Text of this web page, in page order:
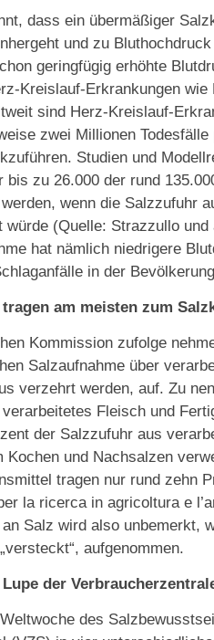
dass ein übermäßiger
und zu
geringfügig erhöhte
Kreislauf-Erkrankungen wie
sind Herz-Kreislauf-
zwei Millionen
Studien und
bis zu 26.000 der rund
wenn die Salzzufuhr
würde (Quelle: Strazzullo
hat nämlich niedrigere
in der
am meisten zum
Kommission zufolge
Salzaufnahme über
verzehrt werden, auf. Zu
Fleisch und
der Salzzufuhr aus
und Nachsalzen
tragen nur rund zehn
la ricerca in agricoltura e
Salz wird also unbemerkt,
aufgenommen.
der
des